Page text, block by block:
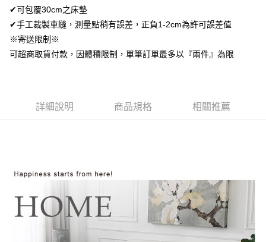
AFTEE先享後付是「在收到商品之後才付款」的支付方式。 讓您購物簡單
便利好安心！
１．簡單：不需註冊會員、不需綁卡、不需儲值。
２．便利：只要手機號碼，簡訊認證，即可結帳。
３．安心：先確認商品／服務後，再付款。
２．訂單成立數日內，您將收到繳費通知簡訊。
※ 交易是否成功請以「AFTEE先享後付 」之結帳頁面顯示為準，若有關於
是否繳費成功／繳費後需取消欲退款等相關疑問，請聯繫「AFTEE先享後付
客戶支援中心」
https://netprotections.freshdesk.com/support/home
【注意事項】
１．透過由恩沛科技股份有限公司提供之「AFTEE先享後付」服務完成之交
易，需依本服務之必要範圍內提供個人資料，並將交易相關給付款項請求債
ATM付款
運送方式
全家取貨付款
付款後7-11取貨
每筆NT$60，滿NT$499(含以上)免運費
宅配
每筆NT$100，滿NT$499(含以上)免運費
✔可包覆30cm之床墊
✔手工裁製車縫，測量點稍有誤差，正負1-2cm為許可誤差值
※寄送限制※
可超商取貨付款，因體積限制，單筆訂單最多以『兩件』為限
詳細說明 商品規格 相關推薦